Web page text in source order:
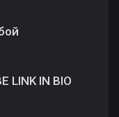
LINK IN BIO